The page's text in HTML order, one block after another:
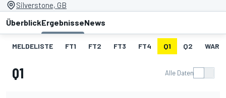
Silverstone, GB
ÜberblickErgebnisseNews
MELDELISTE FT1 FT2 FT3 FT4 Q1 Q2
Q1 Alle Daten